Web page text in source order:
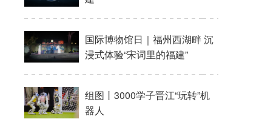
国际博物馆日｜福州西湖畔 沉
浸式体验“宋词里的福建”
组图丨3000学子晋江“玩转”机
器人